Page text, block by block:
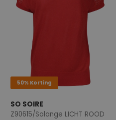
50% Korting
SO SOIRE
Z90615/Solange LICHT ROOD